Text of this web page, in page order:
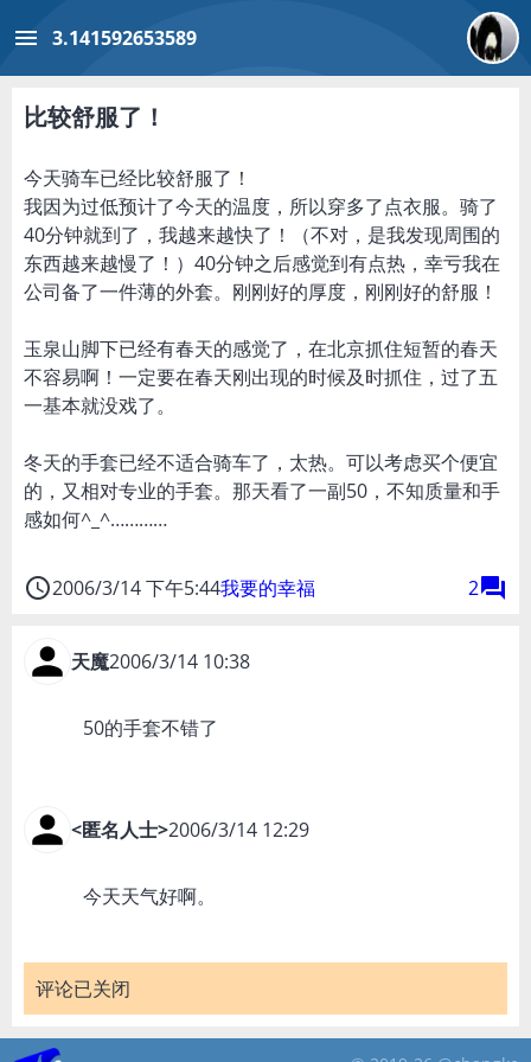
menu 3.141592653589
比较舒服了！
今天骑车已经比较舒服了！
我因为过低预计了今天的温度，所以穿多了点衣服。骑了
40分钟就到了，我越来越快了！（不对，是我发现周围的
东西越来越慢了！）40分钟之后感觉到有点热，幸亏我在
公司备了一件薄的外套。刚刚好的厚度，刚刚好的舒服！
玉泉山脚下已经有春天的感觉了，在北京抓住短暂的春天
不容易啊！一定要在春天刚出现的时候及时抓住，过了五
一基本就没戏了。
冬天的手套已经不适合骑车了，太热。可以考虑买个便宜
的，又相对专业的手套。那天看了一副50，不知质量和手
感如何^_^…………
access_time2006/3/14 下午5:44我要的幸福 2forum
天魔2006/3/14 10:38
50的手套不错了
<匿名人士>2006/3/14 12:29
今天天气好啊。
评论已关闭